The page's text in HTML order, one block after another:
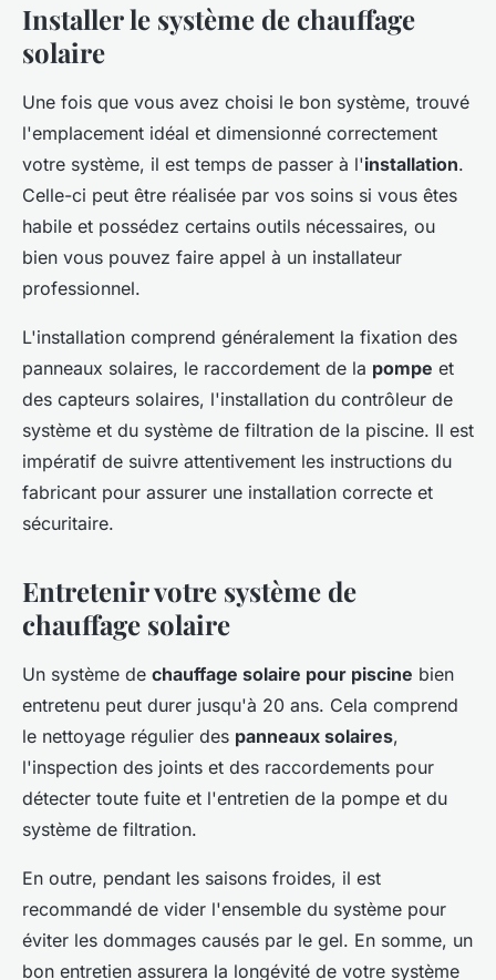
Installer le système de chauffage
solaire
Une fois que vous avez choisi le bon système, trouvé
l'emplacement idéal et dimensionné correctement
votre système, il est temps de passer à l'installation.
Celle-ci peut être réalisée par vos soins si vous êtes
habile et possédez certains outils nécessaires, ou
bien vous pouvez faire appel à un installateur
professionnel.
L'installation comprend généralement la fixation des
panneaux solaires, le raccordement de la pompe et
des capteurs solaires, l'installation du contrôleur de
système et du système de filtration de la piscine. Il est
impératif de suivre attentivement les instructions du
fabricant pour assurer une installation correcte et
sécuritaire.
Entretenir votre système de
chauffage solaire
Un système de chauffage solaire pour piscine bien
entretenu peut durer jusqu'à 20 ans. Cela comprend
le nettoyage régulier des panneaux solaires,
l'inspection des joints et des raccordements pour
détecter toute fuite et l'entretien de la pompe et du
système de filtration.
En outre, pendant les saisons froides, il est
recommandé de vider l'ensemble du système pour
éviter les dommages causés par le gel. En somme, un
bon entretien assurera la longévité de votre système